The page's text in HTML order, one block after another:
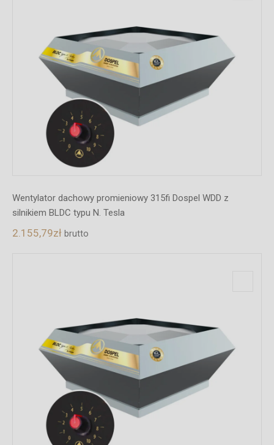
Wentylator dachowy promieniowy 315fi Dospel WDD z
silnikiem BLDC typu N. Tesla
2.155,79zł brutto